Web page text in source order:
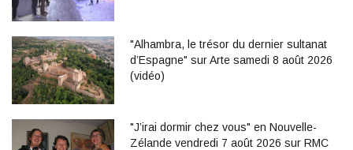
"Alhambra, le trésor du dernier sultanat
d’Espagne" sur Arte samedi 8 août 2026
(vidéo)
"J’irai dormir chez vous" en Nouvelle-
Zélande vendredi 7 août 2026 sur RMC